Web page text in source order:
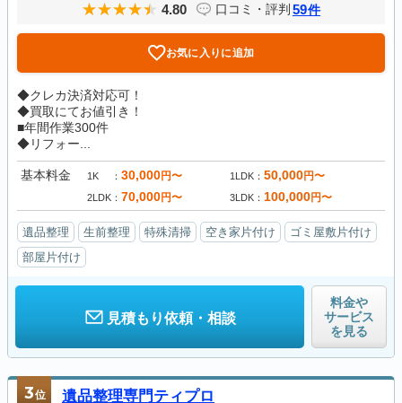
4.80 口コミ・評判 59件
お気に入りに追加
◆クレカ決済対応可！
◆買取にてお値引き！
■年間作業300件
◆リフォー...
基本料金 1K 30,000円〜 1LDK 50,000円〜
2LDK 70,000円〜 3LDK 100,000円〜
遺品整理 生前整理 特殊清掃 空き家片付け
ゴミ屋敷片付け
部屋片付け
見積もり依頼・相談
料金や
サービス
を見る
3位 遺品整理専門ティプロ